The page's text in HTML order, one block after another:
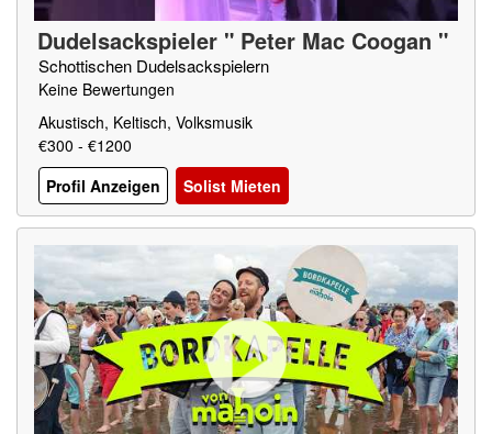
Dudelsackspieler " Peter Mac Coogan "
Schottischen Dudelsackspielern
Keine Bewertungen
Akustisch, Keltisch, Volksmusik
€300 - €1200
Profil Anzeigen
Solist Mieten